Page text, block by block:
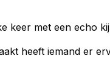
keer met een echo
heeft iemand er